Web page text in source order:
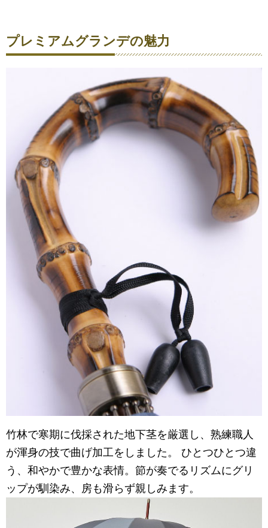
プレミアムグランデの魅力
竹林で寒期に伐採された地下茎を厳選し、熟練職人
が渾身の技で曲げ加工をしました。 ひとつひとつ違
う、和やかで豊かな表情。節が奏でるリズムにグリ
ップが馴染み、房も滑らず親しみます。